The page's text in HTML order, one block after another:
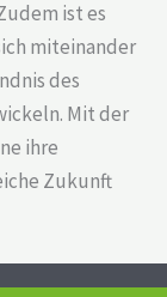
ist es
miteinander
des
Mit der
ihre
Zukunft